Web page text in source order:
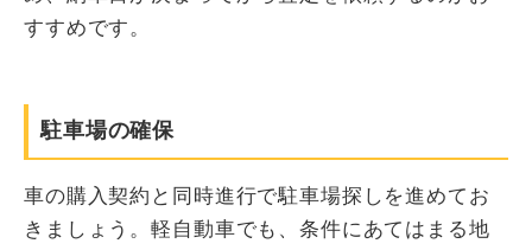
すすめです。
駐車場の確保
車の購入契約と同時進行で駐車場探しを進めてお
きましょう。軽自動車でも、条件にあてはまる地